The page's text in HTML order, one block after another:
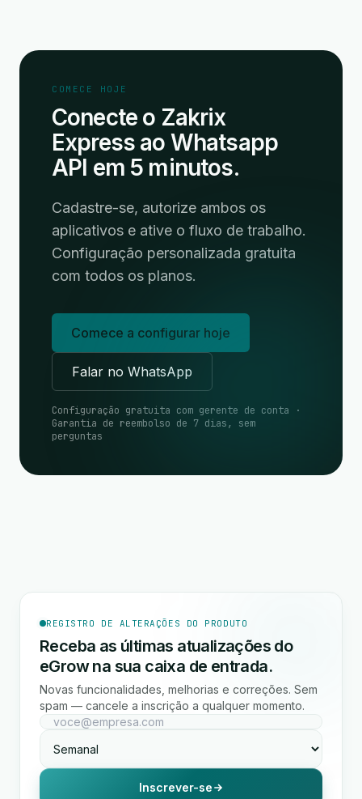
COMECE HOJE
Conecte o Zakrix
Express ao Whatsapp
API em 5 minutos.
Cadastre-se, autorize ambos os
aplicativos e ative o fluxo de trabalho.
Configuração personalizada gratuita
com todos os planos.
Comece a configurar hoje
Falar no WhatsApp
Configuração gratuita com gerente de conta ·
Garantia de reembolso de 7 dias, sem
perguntas
REGISTRO DE ALTERAÇÕES DO PRODUTO
Receba as últimas atualizações do
eGrow na sua caixa de entrada.
Novas funcionalidades, melhorias e correções. Sem
spam — cancele a inscrição a qualquer momento.
Inscrever-se